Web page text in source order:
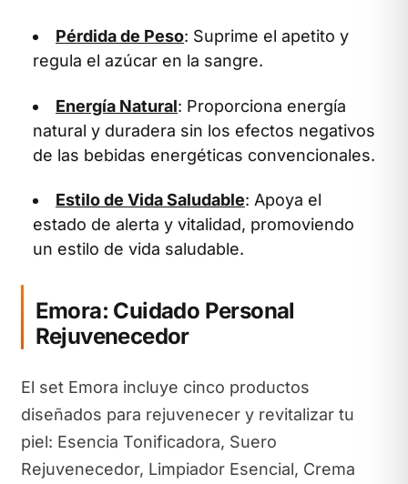
Pérdida de Peso: Suprime el apetito y
regula el azúcar en la sangre.
Energía Natural: Proporciona energía
natural y duradera sin los efectos negativos
de las bebidas energéticas convencionales.
Estilo de Vida Saludable: Apoya el
estado de alerta y vitalidad, promoviendo
un estilo de vida saludable.
Emora: Cuidado Personal
Rejuvenecedor
El set Emora incluye cinco productos
diseñados para rejuvenecer y revitalizar tu
piel: Esencia Tonificadora, Suero
Rejuvenecedor, Limpiador Esencial, Crema